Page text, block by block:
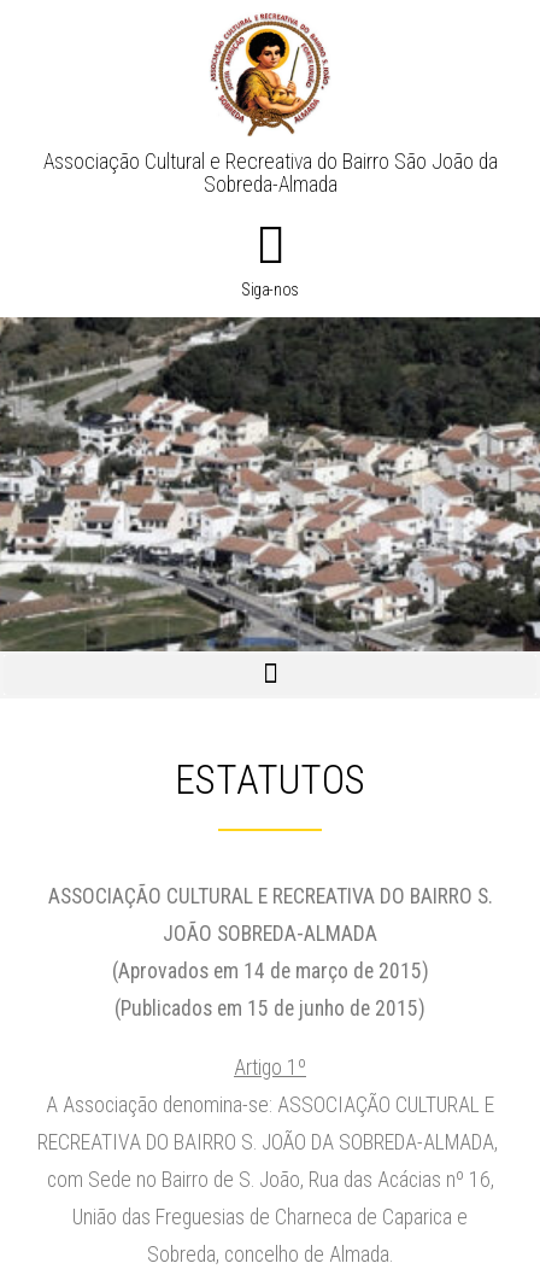
Associação Cultural e Recreativa do Bairro São João da
Sobreda-Almada
Siga-nos​
ESTATUTOS
ASSOCIAÇÃO CULTURAL E RECREATIVA DO BAIRRO S.
JOÃO SOBREDA-ALMADA
(Aprovados em 14 de março de 2015)
(Publicados em 15 de junho de 201 5)
Artigo 1º
A Associação denomina-se: ASSOCIAÇÃO CULTURAL E
RECREATIVA DO BAIRRO S. JOÃO DA SOBREDA-ALMADA,
com Sede no Bairro de S. João, Rua das Acácias nº 16,
União das Freguesias de Charneca de Caparica e
Sobreda, concelho de Almada.